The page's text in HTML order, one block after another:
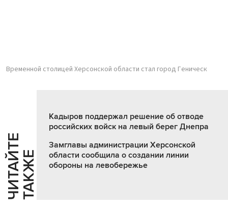
Временной столицей Херсонской области стал город Геническ
Ч
И
Т
АЙ
Т
Е
Т
А
К
ЖЕ
Кадыров поддержал решение об отводе
российских войск на левый берег Днепра
Замглавы администрации Херсонской
области сообщила о создании линии
обороны на левобережье